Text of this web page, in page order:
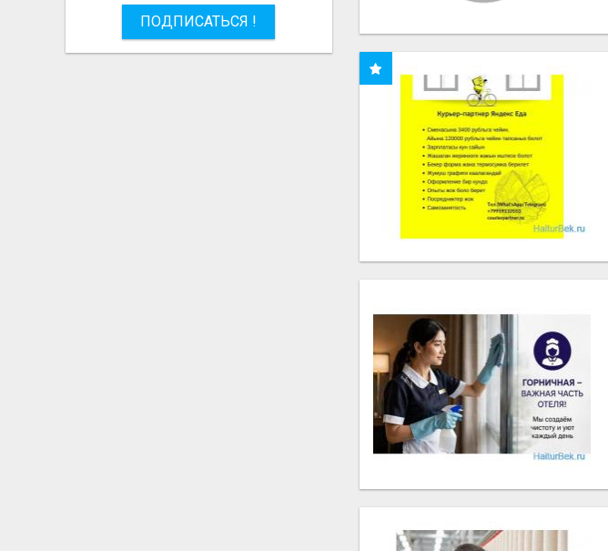
ПОДПИСАТЬСЯ !